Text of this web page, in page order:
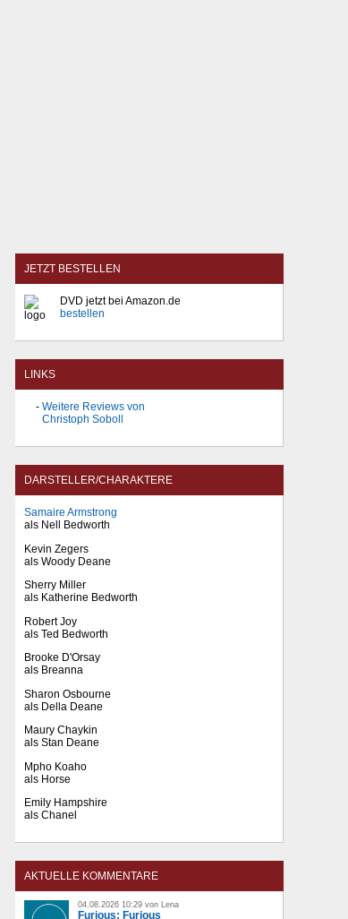
JETZT BESTELLEN
DVD jetzt bei Amazon.de
bestellen
LINKS
Weitere Reviews von
Christoph Soboll
DARSTELLER/CHARAKTERE
Samaire Armstrong
als Nell Bedworth
Kevin Zegers
als Woody Deane
Sherry Miller
als Katherine Bedworth
Robert Joy
als Ted Bedworth
Brooke D'Orsay
als Breanna
Sharon Osbourne
als Della Deane
Maury Chaykin
als Stan Deane
Mpho Koaho
als Horse
Emily Hampshire
als Chanel
AKTUELLE KOMMENTARE
04.08.2026 10:29 von Lena
Furious: Furious